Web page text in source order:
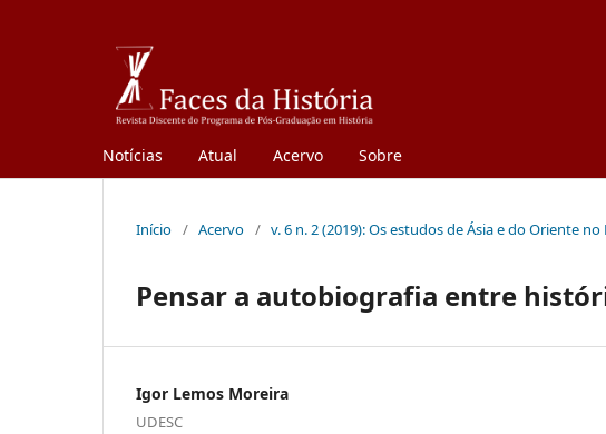
Notícias Atual Acervo Sobre
Início / Acervo / v. 6 n. 2 (2019): Os estudos de Ásia e do Oriente
Pensar a autobiografia entre
Igor Lemos Moreira
UDESC